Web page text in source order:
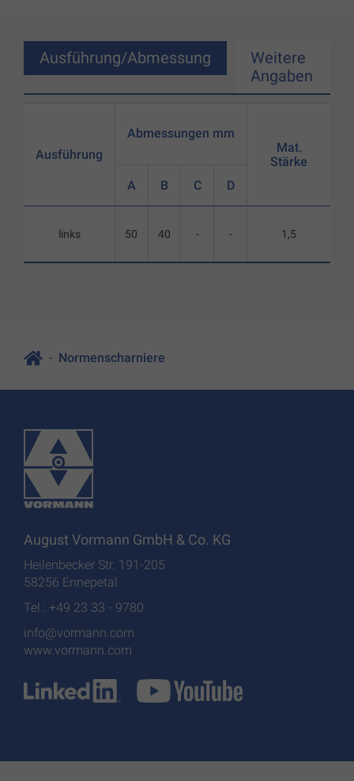
Ausführung/Abmessung
Weitere
Angaben
Ausführung
links
Abmessungen mm
A B C D
50 40 - -
Mat.
Stärke
1,5
Normenscharniere
August Vormann GmbH & Co. KG
Heilenbecker Str. 191-205
58256 Ennepetal
Tel.: +49 23 33 - 9780
info@vormann.com
www.vormann.com